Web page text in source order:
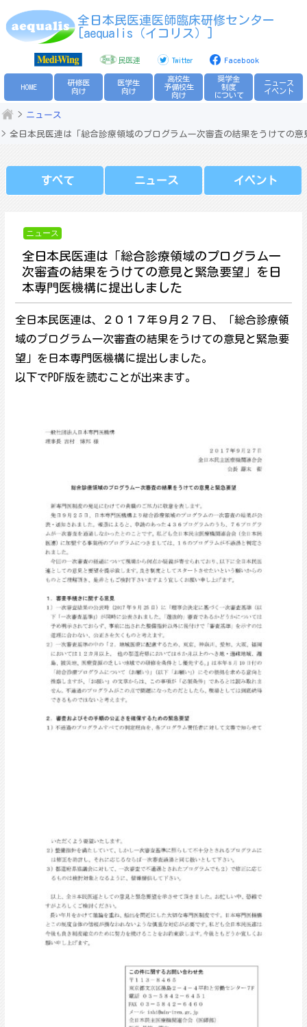
to
全日本民医連医師臨床研修センター
[aequalis（イコリス）]
民医連 Twitter Facebook
HOME
研修医
向け
医学生
向け
高校生
予備校生
向け
奨学金
制度
について
ニュース
イベント
ニュース
全日本民医連は「総合診療領域のプログラム一次審査の結果をうけての
すべて ニュース イベント
ニュース
全日本民医連は「総合診療領域のプログラム一
次審査の結果をうけての意見と緊急要望」を日
本専門医機構に提出しました
全日本民医連は、２０１７年９月２７日、「総合診療領
域のプログラム一次審査の結果をうけての意見と緊急要
望」を日本専門医機構に提出しました。
以下でPDF版を読むことが出来ます。